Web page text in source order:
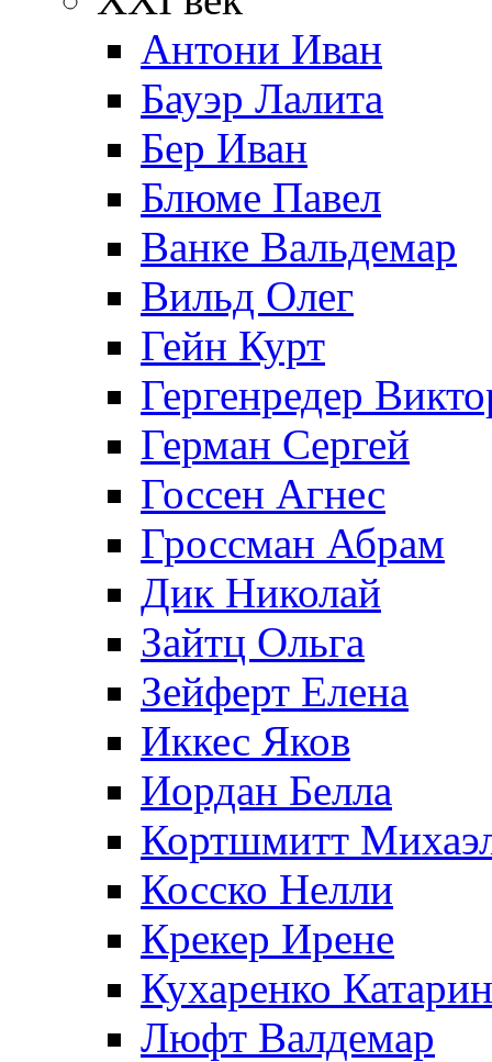
Антони Иван
Бауэр Лалита
Бер Иван
Блюме Павел
Ванке Вальдемар
Вильд Олег
Гейн Курт
Гергенредер
Герман Сергей
Госсен Агнес
Гроссман Абрам
Дик Николай
Зайтц Ольга
Зейферт Елена
Иккес Яков
Иордан Белла
Кортшмитт
Косско Нелли
Крекер Ирене
Кухаренко
Люфт Валдемaр